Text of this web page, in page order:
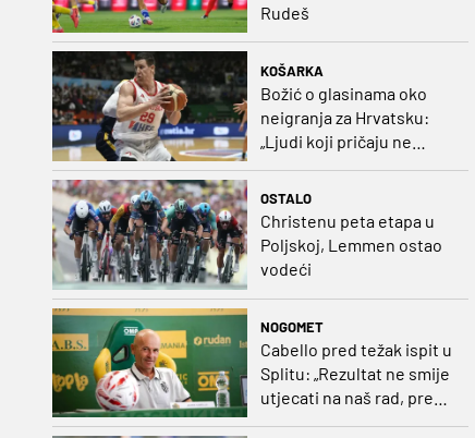
Rudeš
KOŠARKA
Božić o glasinama oko
neigranja za Hrvatsku:
„Ljudi koji pričaju ne
dušebrižnika“
OSTALO
Christenu peta etapa u
Poljskoj, Lemmen ostao
vodeći
NOGOMET
Cabello pred težak ispit u
Splitu: „Rezultat ne smije
utjecati na naš rad, pred
nama je dugo prvenstvo“